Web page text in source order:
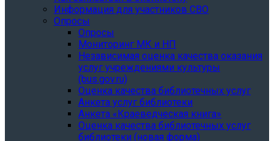
Информация для участников СВО
Опросы
Опросы
Мониторинг МК и НП
Независимая оценка качества оказания
услуг учреждениями культуры
(bus.gov.ru)
Оценка качества библиотечных услуг
Анкета услуг библиотеки
Анкета «Краеведческая книга»
Oценка качества библиотечных услуг
библиотеки (новая форма)